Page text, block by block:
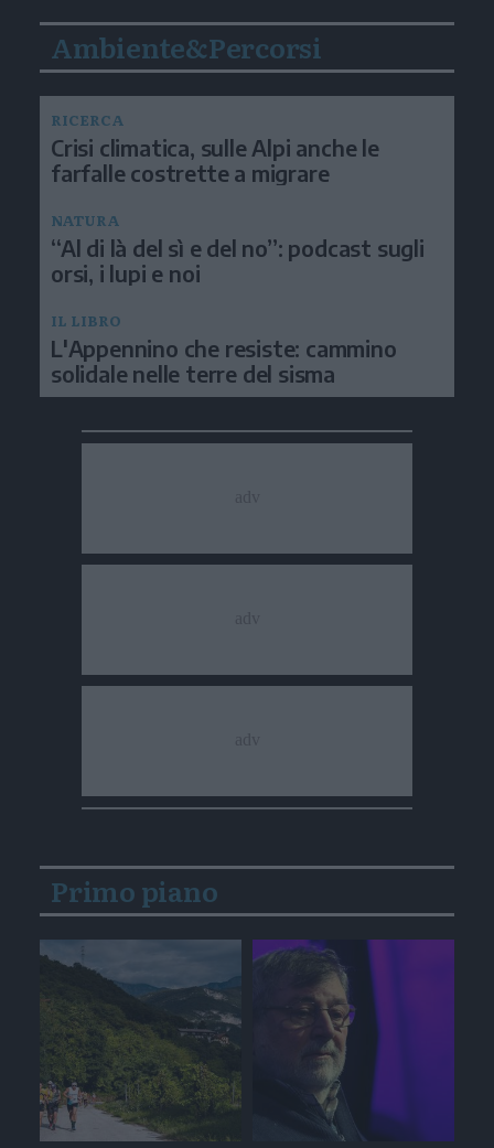
Ambiente&Percorsi
RICERCA
Crisi climatica, sulle Alpi anche le
farfalle costrette a migrare
NATURA
“Al di là del sì e del no”: podcast sugli
orsi, i lupi e noi
IL LIBRO
L'Appennino che resiste: cammino
solidale nelle terre del sisma
Primo piano